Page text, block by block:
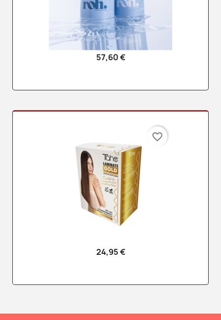
57,60 €
24,95 €
favorite_border